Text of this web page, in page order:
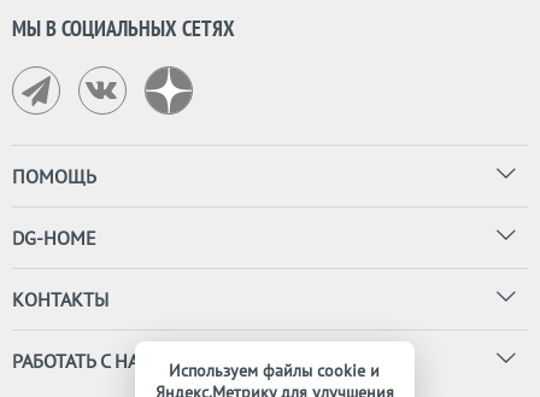
МЫ В СОЦИАЛЬНЫХ СЕТЯХ
ПОМОЩЬ
DG-HOME
КОНТАКТЫ
РАБОТАТЬ С НАМИ
Используем файлы cookie и
Яндекс.Метрику для улучшения